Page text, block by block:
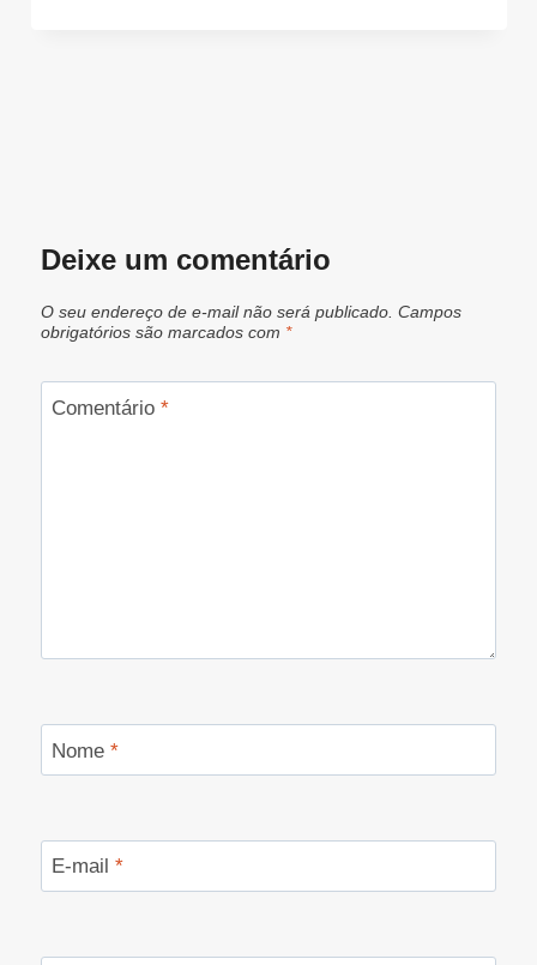
Deixe um comentário
O seu endereço de e-mail não será publicado. Campos
obrigatórios são marcados com *
Comentário *
Nome *
E-mail *